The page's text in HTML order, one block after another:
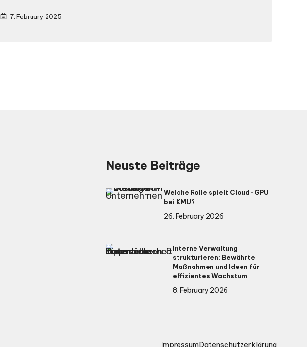
7. February 2025
Neuste Beiträge
Welche Rolle spielt Cloud-GPU
bei KMU?
26. February 2026
Interne Verwaltung
strukturieren: Bewährte
Maßnahmen und Ideen für
effizientes Wachstum
8. February 2026
ImpressumDatenschutzerklärung